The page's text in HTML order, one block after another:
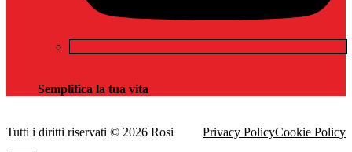
Semplifica la tua vita
Tutti i diritti riservati © 2026 Rosi Privacy PolicyCookie Policy